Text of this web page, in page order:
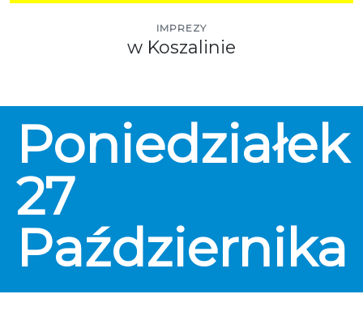
IMPREZY
w Koszalinie
Poniedziałek
27
Października